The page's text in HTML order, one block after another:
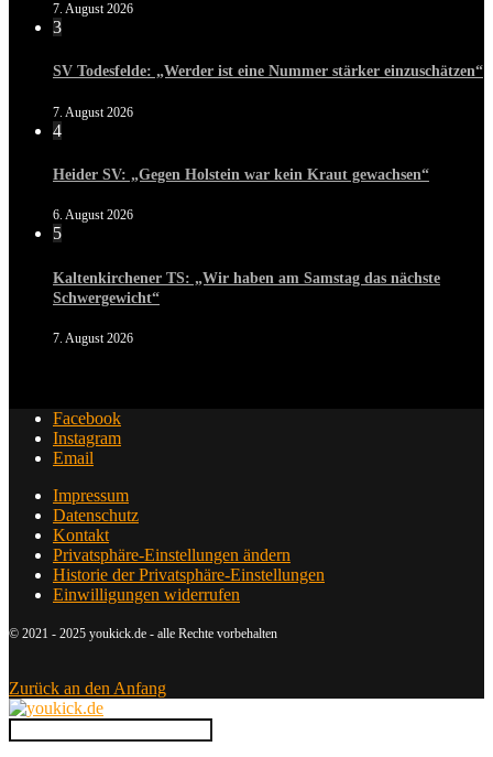
7. August 2026
3
SV Todesfelde: „Werder ist eine Nummer stärker einzuschätzen“
7. August 2026
4
Heider SV: „Gegen Holstein war kein Kraut gewachsen“
6. August 2026
5
Kaltenkirchener TS: „Wir haben am Samstag das nächste
Schwergewicht“
7. August 2026
Facebook
Instagram
Email
Impressum
Datenschutz
Kontakt
Privatsphäre-Einstellungen ändern
Historie der Privatsphäre-Einstellungen
Einwilligungen widerrufen
© 2021 - 2025 youkick.de - alle Rechte vorbehalten
Zurück an den Anfang